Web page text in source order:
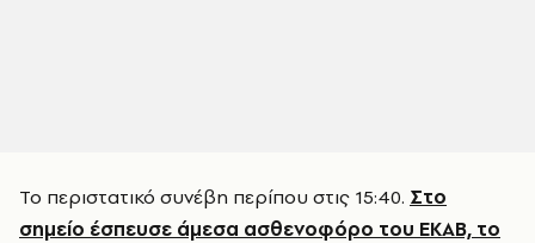
Το περιστατικό συνέβη περίπου στις 15:40. Στο
σημείο έσπευσε άμεσα ασθενοφόρο του ΕΚΑΒ, το